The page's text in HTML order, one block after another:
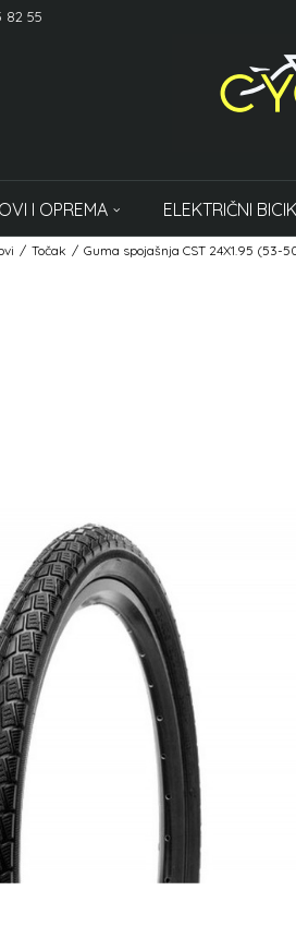
82 55
I OPREMA ELEKTRIČNI
Točak Guma spojašnja CST 24X1.95 (53-